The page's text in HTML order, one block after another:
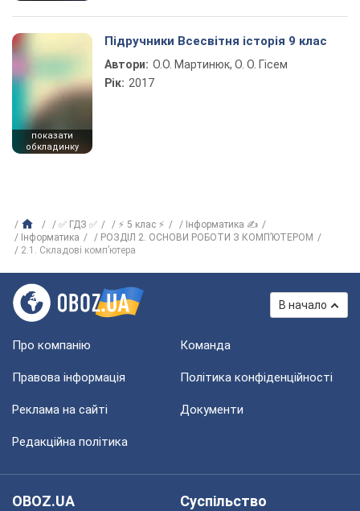
показати
обкладинку
Підручники Всесвітня історія 9 клас
Автори: О.О. Мартинюк, О. О. Гісем
Рік: 2017
✅ ГДЗ ✅ ⚡ 5 клас ⚡
Інформатика ✍
Інформатика
РОЗДІЛ 2. ОСНОВИ РОБОТИ З КОМП’ЮТЕРОМ
2.1. Складові комп’ютера
В начало
Про компанію Команда
Правова інформація Політика конфіденційності
Реклама на сайті Документи
Редакційна політика
OBOZ.UA
Суспільство